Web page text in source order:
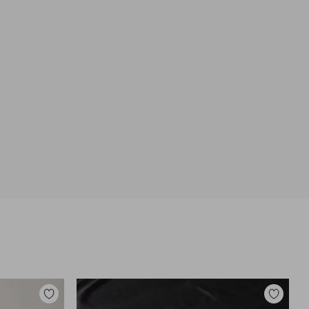
Dodaj
Dodaj